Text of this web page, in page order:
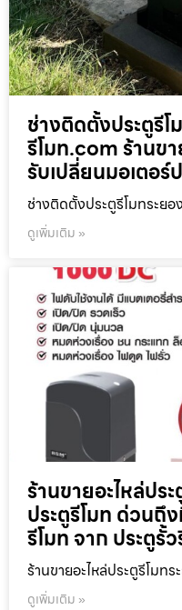
ช่างติดตั้งประตูรีโ
รีโมท.com ร้านขา
รับเปลี่ยนมอเตอร์
ช่างติดตั้งประตูรีโมทระยอ
ดูเพิ่มเติม »
ร้านขายอะไหล่ปร
ประตูรีโมท ด่วนถึ
รีโมท จาก ประตูรั้
ร้านขายอะไหล่ประตูรีโมท
ดูเพิ่มเติม »